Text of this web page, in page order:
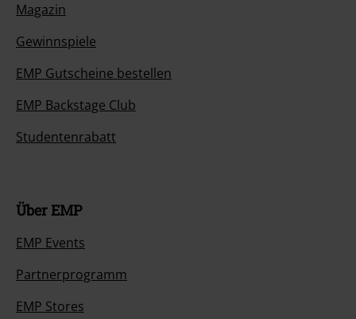
Magazin
Gewinnspiele
EMP Gutscheine bestellen
EMP Backstage Club
Studentenrabatt
Über EMP
EMP Events
Partnerprogramm
EMP Stores